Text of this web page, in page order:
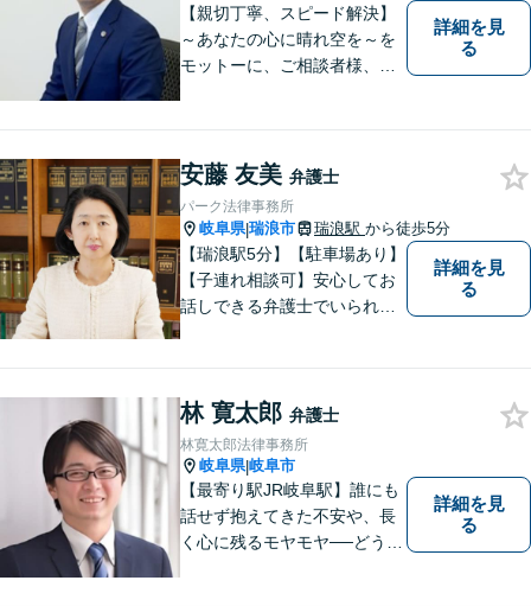
【親切丁寧、スピード解決】
～あなたの心に晴れ空を～を
モットーに、ご相談者様、依
お気軽にご相談下さい。
詳細を見
る
安藤 友美 弁護士
パーク法律事務所
岐阜県|瑞浪市 瑞浪駅 から徒歩5分
【瑞浪駅5分】【駐車場あり】
【子連れ相談可】安心してお
話しできる弁護士でいられる
ます。より良い解決ができる
ようサポートしたいと考えて
おります。
詳細を見
る
林 寛太郎 弁護士
林寛太郎法律事務所
岐阜県|岐阜市
【最寄り駅JR岐阜駅】誰にも
話せず抱えてきた不安や、長
く心に残るモヤモヤ──どうぞ
詳細を見
る